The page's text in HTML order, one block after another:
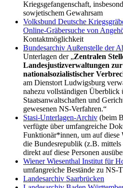
Kriegsgefangenschaft,
sowjetischem Gewahrsam
Volksbund Deutsche
Online-Gräbersuche von
Kontaktmöglichkeit
Bundesarchiv Außenstelle der
Unterlagen der „Zentralen
Landesjustizverwaltungen
nationalsozialistischer
am Dienstort Ludwigsburg
nahezu vollständigen Überblick
Staatsanwaltschaften und
gewesenen NS-Verfahren.“
Stasi-Unterlagen-Archiv (beim
verfügte über umfangreiche
Funktionär*innen, um auf diese
die Bundesrepublik (z.B. mittels
direkt auf diese Personen
Wiener Wiesenthal Institut für
umfangreiche Bestände zu NS-
Landesarchiv Saarbrücken